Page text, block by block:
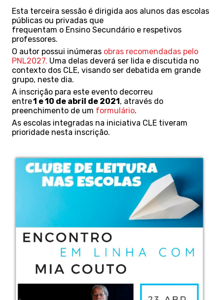
Esta terceira sessão é dirigida aos alunos das escolas
públicas ou privadas que
frequentam o Ensino Secundário e respetivos
professores.
O autor possui inúmeras obras recomendadas pelo
PNL2027. Uma delas deverá ser lida e discutida no
contexto dos CLE, visando ser debatida em grande
grupo, neste dia.
A inscrição para este evento decorreu
entre1 e10 de abril de 2021, através do
preenchimento de um formulário.
As escolas integradas na iniciativa CLE tiveram
prioridade nesta inscrição.